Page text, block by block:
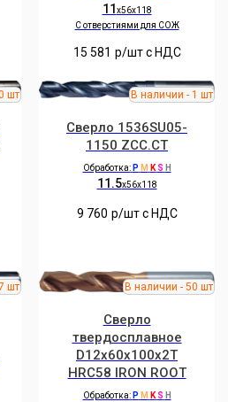
11 x56x118
C отверстиями для СОЖ
15 581 р/шт c НДС
Сверло 1536SU05-
1150 ZCC.CT
Обработка: P M K S H
11.5x56x118
9 760 р/шт c НДС
Сверло
твердосплавное
D12x60x100x2T
HRC58 IRON ROOT
Обработка: P M K S H